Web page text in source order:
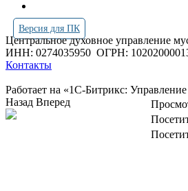
Версия для ПК
Центральное духовное управление
ИНН: 0274035950 ОГРН:
Контакты
Работает на «1С-Битрикс:
Назад Вперед